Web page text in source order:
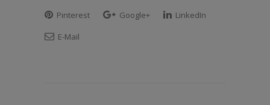
Pinterest
Google+
LinkedIn
E-Mail